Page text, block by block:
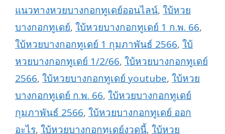
แนวทางหวยบางกอกทูเดย์ออนไลน์, ใบ้หวย
บางกอกทูเดย์, ใบ้หวยบางกอกทูเดย์ 1 ก.พ. 66,
ใบ้หวยบางกอกทูเดย์ 1 กุมภาพันธ์ 2566, ใบ้
หวยบางกอกทูเดย์ 1/2/66, ใบ้หวยบางกอกทูเดย์
2566, ใบ้หวยบางกอกทูเดย์ youtube, ใบ้หวย
บางกอกทูเดย์ ก.พ. 66, ใบ้หวยบางกอกทูเดย์
กุมภาพันธ์ 2566, ใบ้หวยบางกอกทูเดย์ ออก
อะไร, ใบ้หวยบางกอกทูเดย์งวดนี้, ใบ้หวย